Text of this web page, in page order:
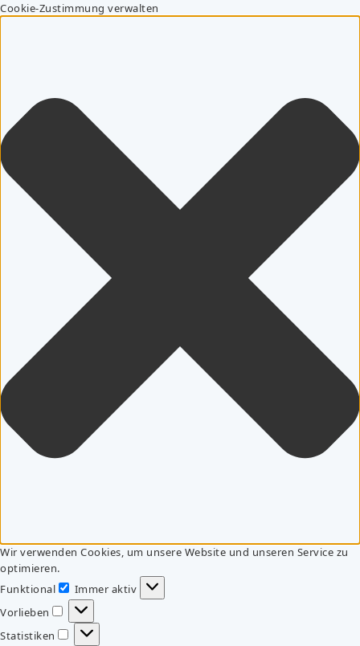
Cookie-Zustimmung verwalten
Wir verwenden Cookies, um unsere Website und unseren Service zu
optimieren.
Funktional
Funktional
Immer aktiv
Vorlieben
Vorlieben
Statistiken
Statistiken